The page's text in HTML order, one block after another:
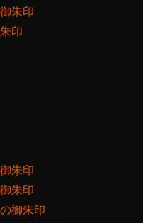
朱印
印
朱印
朱印
御朱印